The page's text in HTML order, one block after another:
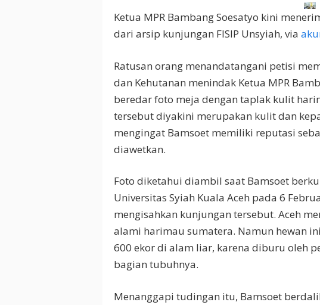
Ketua MPR Bambang Soesatyo kini
dari arsip kunjungan FISIP Unsyiah, via
Ratusan orang menandatangani petisi
dan Kehutanan menindak Ketua MPR
beredar foto meja dengan taplak kulit
tersebut diyakini merupakan kulit dan
mengingat Bamsoet memiliki reputasi
diawetkan.
Foto diketahui diambil saat Bamsoet
Universitas Syiah Kuala Aceh pada 6
mengisahkan kunjungan tersebut. Aceh
alami harimau sumatera. Namun hewan
600 ekor di alam liar, karena diburu oleh
bagian tubuhnya.
Menanggapi tudingan itu, Bamsoet